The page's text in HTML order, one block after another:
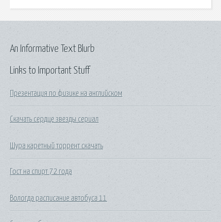
Links to Important Stuff
Презентация по физике на английском
Скачать сердце звезды сериал
Шура каретный торрент скачать
Гост на спирт 72 года
Вологда расписание автобуса 11
An Informative Text Blurb